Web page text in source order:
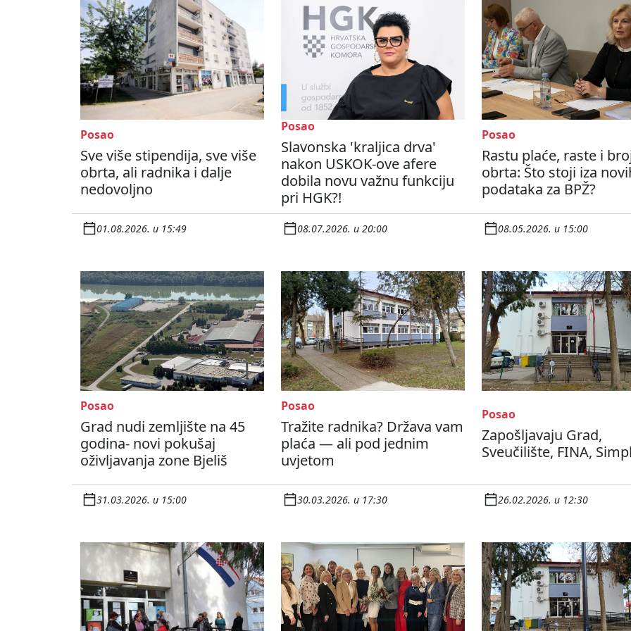
Posao
Sve više stipendija, sve više
obrta, ali radnika i dalje
nedovoljno
01.08.2026. u 15:49
Posao
Slavonska 'kraljica drva'
nakon USKOK-ove afere
dobila novu važnu funkciju
pri HGK?!
08.07.2026. u 20:00
Posao
Rastu plaće, raste i
obrta: Što stoji iza
podataka za BPŽ?
08.05.2026. u 15:00
Posao
Grad nudi zemljište na 45
godina- novi pokušaj
oživljavanja zone Bjeliš
31.03.2026. u 15:00
Posao
Tražite radnika? Država vam
plaća — ali pod jednim
uvjetom
30.03.2026. u 17:30
Posao
Zapošljavaju Grad,
Sveučilište, FINA,
26.02.2026. u 12:30